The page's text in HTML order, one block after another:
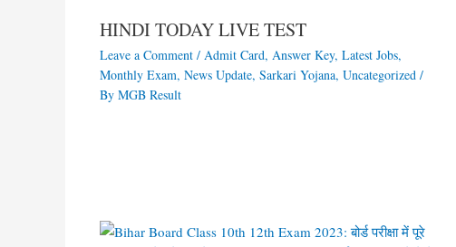
HINDI TODAY LIVE TEST
Leave a Comment / Admit Card, Answer Key, Latest Jobs,
Monthly Exam, News Update, Sarkari Yojana, Uncategorized/
By MGB Result